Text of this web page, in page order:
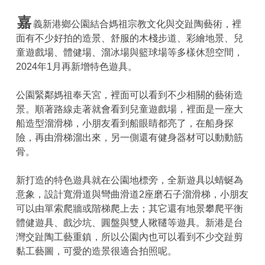
嘉義新港鄉公園結合媽祖宗教文化與交趾陶藝術，裡
面有不少好拍的造景、舒服的木棧步道、彩繪地景、兒
童遊戲場、體健場、溜冰場與籃球場等多樣休憩空間，
2024年1月再新增特色遊具。
公園緊鄰媽祖奉天宮，裡面可以看到不少相關的藝術造
景。順著路線走著就會看到兒童遊戲場，裡面是一座大
船造型溜滑梯，小朋友看到船眼睛都亮了，在船身探
險，再由滑梯溜出來，另一側還有健身器材可以動動筋
骨。
新打造的特色遊具就在公園地標旁，全新遊具以蜻蜒為
意象，設計寬滑道與彎曲滑道2座磨石子溜滑梯，小朋友
可以由單索爬牆或階梯爬上去；其它還有地景攀爬平衡
體健遊具、戲沙坑、圓盤與雙人鞦韆等遊具。新港是台
灣交趾陶工藝重鎮，所以公園內也可以看到不少交趾剪
黏工藝圖，可愛的造景很適合拍照呢。